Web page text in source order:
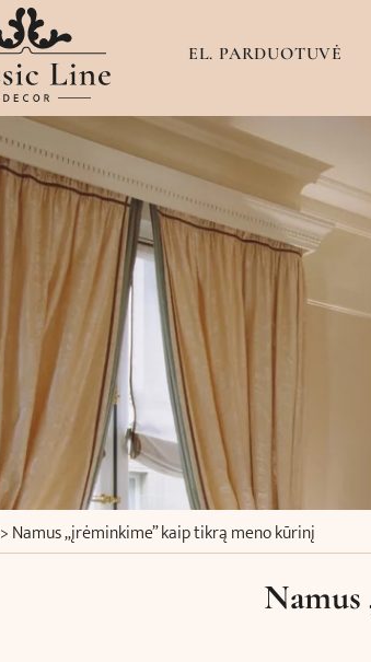
EL. PARDUOTUVĖ
>Namus „įrėminkime” kaip tikrą meno kūrinį